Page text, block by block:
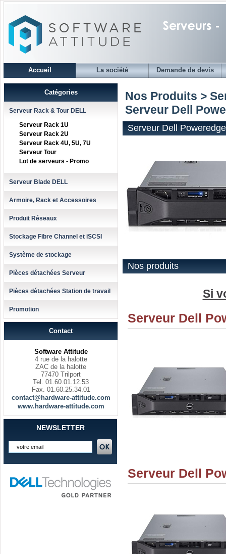
Accueil La société Demande de devis
Catégories
Serveur Rack & Tour DELL
Serveur Rack 1U
Serveur Rack 2U
Serveur Rack 4U, 5U, 7U
Serveur Tour
Lot de serveurs - Promo
Serveur Blade DELL
Armoire, Rack et Accessoires
Produit Réseaux
Stockage Fibre Channel et iSCSI
Système de stockage
Pièces détachées Serveur
Pièces détachées Station de travail
Promotion
Contact
Software Attitude
4 rue de la halotte
ZAC de la halotte
77470 Trilport
Tel. 01.60.01.12.53
Fax. 01.60.25.34.01
contact@hardware-attitude.com
www.hardware-attitude.com
NEWSLETTER
Nos Produits >
Serveur Dell
Serveur Dell
Nos produits
Si
Serveur Dell
Serveur Dell